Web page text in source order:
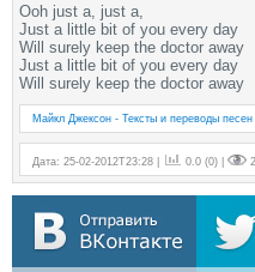
Ooh just a, just a,
Just a little bit of you every day
Will surely keep the doctor away
Just a little bit of you every day
Will surely keep the doctor away
Майкл Джексон - Тексты и переводы песен
Дата: 25-02-2012T23:28 | 0.0 (0) |